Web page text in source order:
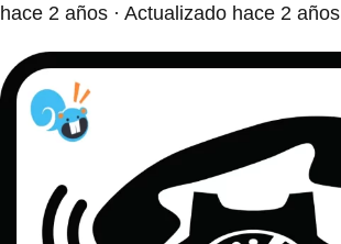
hace 2 años · Actualizado hace 2 años